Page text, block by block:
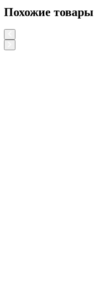
Похожие товары